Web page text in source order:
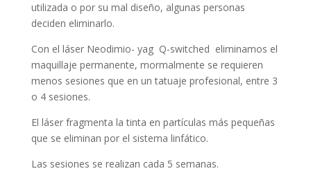
utilizada o por su mal diseño, algunas personas
deciden eliminarlo.
Con el láser Neodimio- yag Q-switched eliminamos el
maquillaje permanente, mormalmente se requieren
menos sesiones que en un tatuaje profesional, entre 3
o 4 sesiones.
El láser fragmenta la tinta en partículas más pequeñas
que se eliminan por el sistema linfático.
Las sesiones se realizan cada 5 semanas.